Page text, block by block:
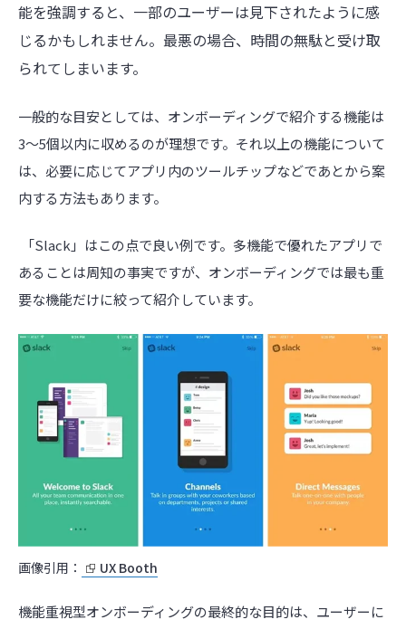
能を強調すると、一部のユーザーは見下されたように感
じるかもしれません。最悪の場合、時間の無駄と受け取
られてしまいます。
一般的な目安としては、オンボーディングで紹介する機能は
3〜5個以内に収めるのが理想です。それ以上の機能について
は、必要に応じてアプリ内のツールチップなどであとから案
内する方法もあります。
「Slack 」はこの点で良い例です。多機能で優れたアプリで
あることは周知の事実ですが、オンボーディングでは最も重
要な機能だけに絞って紹介しています。
画像引用： UX Booth
機能重視型オンボーディングの最終的な目的は、ユーザーに